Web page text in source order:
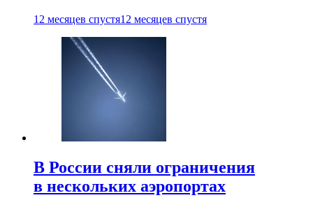
12 месяцев спустя12 месяцев спустя
В России сняли ограничения
в нескольких аэропортах